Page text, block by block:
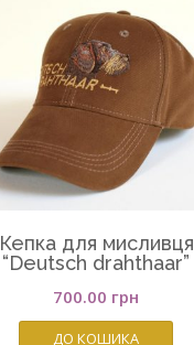
Кепка для мисливця
“Deutsch drahthaar”
700.00 грн
ДО КОШИКА